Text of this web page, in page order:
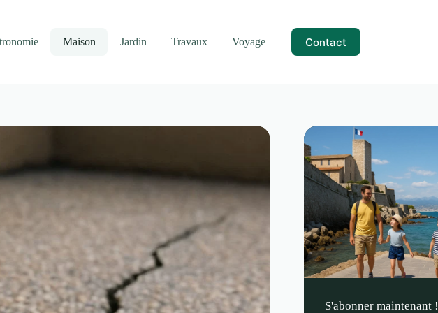
Maison Jardin Travaux Voyage Contact
S'abonner maintenant !